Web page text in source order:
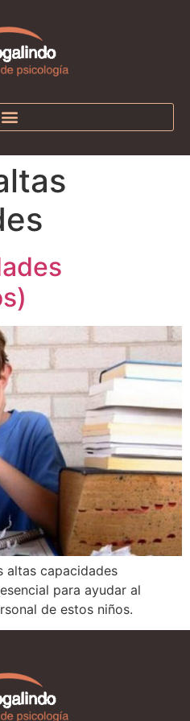
altas capacidades
para ayudar al
de estos niños.